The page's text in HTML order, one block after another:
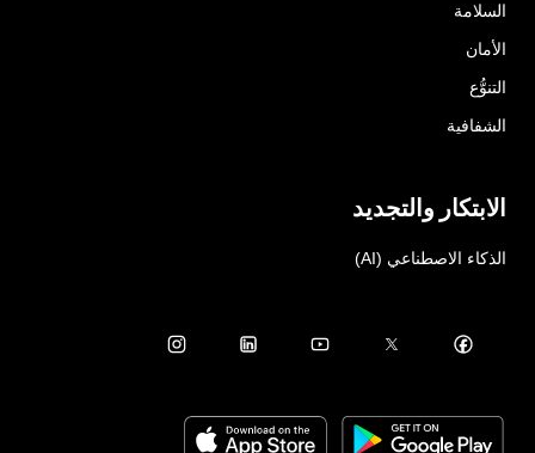
السلامة
الأمان
التنوُّع
الشفافية
الابتكار والتجديد
الذكاء الاصطناعي (AI)